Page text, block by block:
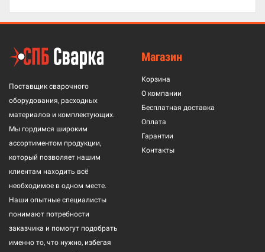
Поставщик сварочного
оборудования, расходных
материалов и комплектующих.
Мы гордимся широким
ассортиментом продукции,
который позволяет нашим
клиентам находить всё
необходимое в одном месте.
Наши опытные специалисты
понимают потребности
заказчика и помогут подобрать
именно то, что нужно, избегая
Магазин
Корзина
О компании
Бесплатная доставка
Оплата
Гарантии
Контакты